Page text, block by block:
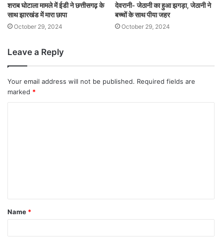
शराब घोटाला मामले में ईडी ने छत्तीसगढ़ के
साथ झारखंड में मारा छापा
October 29, 2024
देवरानी- जेठानी का हुआ झगड़ा, जेठानी ने
बच्चों के साथ पीया जहर
October 29, 2024
Leave a Reply
Your email address will not be published. Required fields are
marked *
Name *